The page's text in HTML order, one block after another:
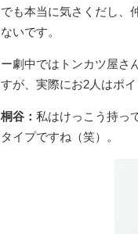
でも本当に気さくだし、
ないです。
ー劇中ではトンカツ屋さ
すが、実際にお2人はポ
桐谷： 私はけっこう持っ
タイプですね（笑）。